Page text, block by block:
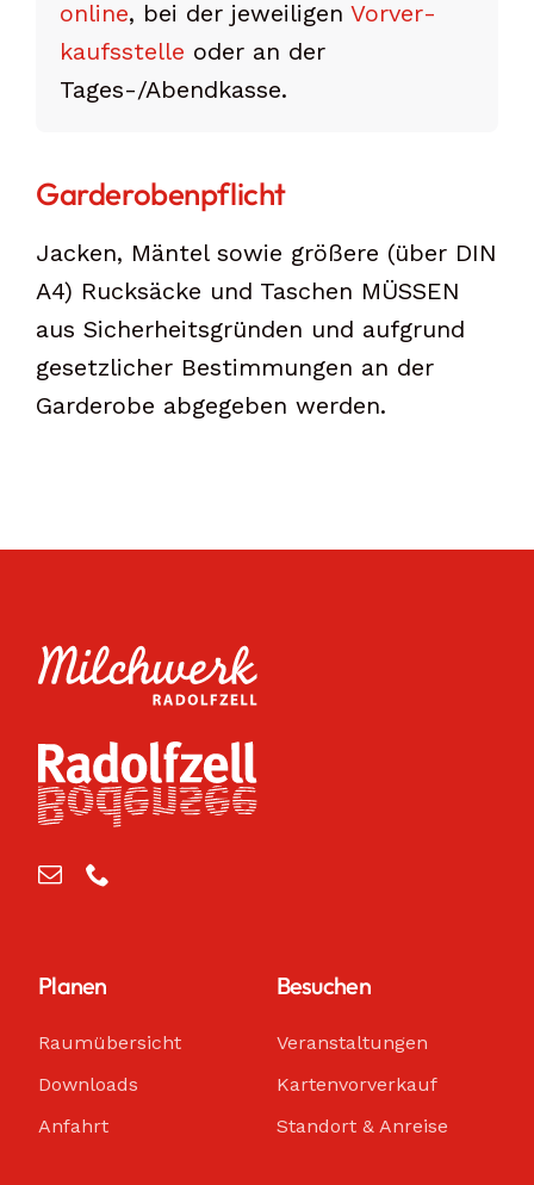
online, bei der jeweiligen Vorver­
kaufs­stelle oder an der
Tages-/Abend­kasse.
Garderobenpflicht
Jacken, Mäntel sowie größere (über DIN
A4) Rucksäcke und Taschen MÜSSEN
aus Sicherheitsgründen und aufgrund
gesetzlicher Bestimmungen an der
Garderobe abgegeben werden.
Planen
Raumübersicht
Downloads
Anfahrt
Besuchen
Veranstaltungen
Kartenvorverkauf
Standort & Anreise